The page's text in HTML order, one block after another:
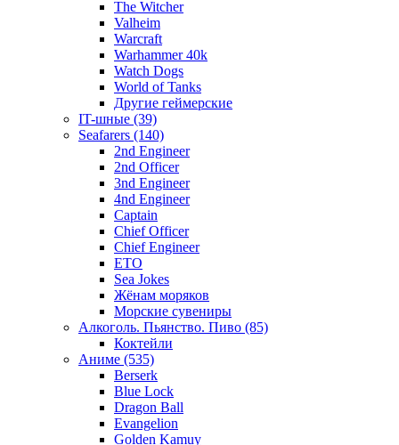
The Witcher
Valheim
Warcraft
Warhammer 40k
Watch Dogs
World of Tanks
Другие геймерские
IT-шные (39)
Seafarers (140)
2nd Engineer
2nd Officer
3nd Engineer
4nd Engineer
Captain
Chief Officer
Chief Еngineer
ETO
Sea Jokes
Жёнам моряков
Морские сувениры
Алкоголь. Пьянство. Пиво (85)
Коктейли
Аниме (535)
Berserk
Blue Lock
Dragon Ball
Evangelion
Golden Kamuy